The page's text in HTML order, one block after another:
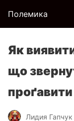
Полемика
Як
що
Лидия Гапчук